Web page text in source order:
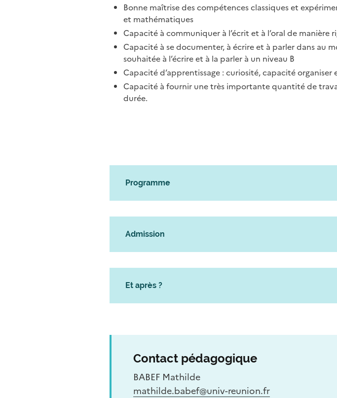
Bonne maîtrise des compétences classiques et
et mathématiques
Capacité à communiquer à l’écrit et à l’oral de manière
Capacité à se documenter, à écrire et à parler dans au
souhaitée à l’écrire et à la parler à un niveau B
Capacité d’apprentissage : curiosité, capacité organiser
Capacité à fournir une très importante quantité de
durée.
Programme
Admission
Et après ?
Contact pédagogique
BABEF Mathilde
mathilde.babef@univ-reunion.fr